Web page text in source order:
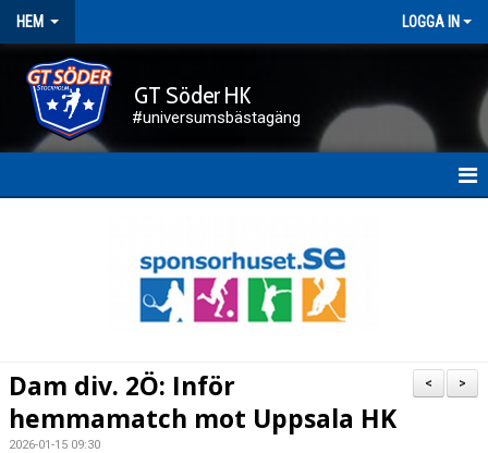
HEM LOGGA IN
GT Söder HK
#universumsbästagäng
KONTAKT
>
<
Dam div. 2Ö: Inför
hemmamatch mot Uppsala HK
2026-01-15 09:30